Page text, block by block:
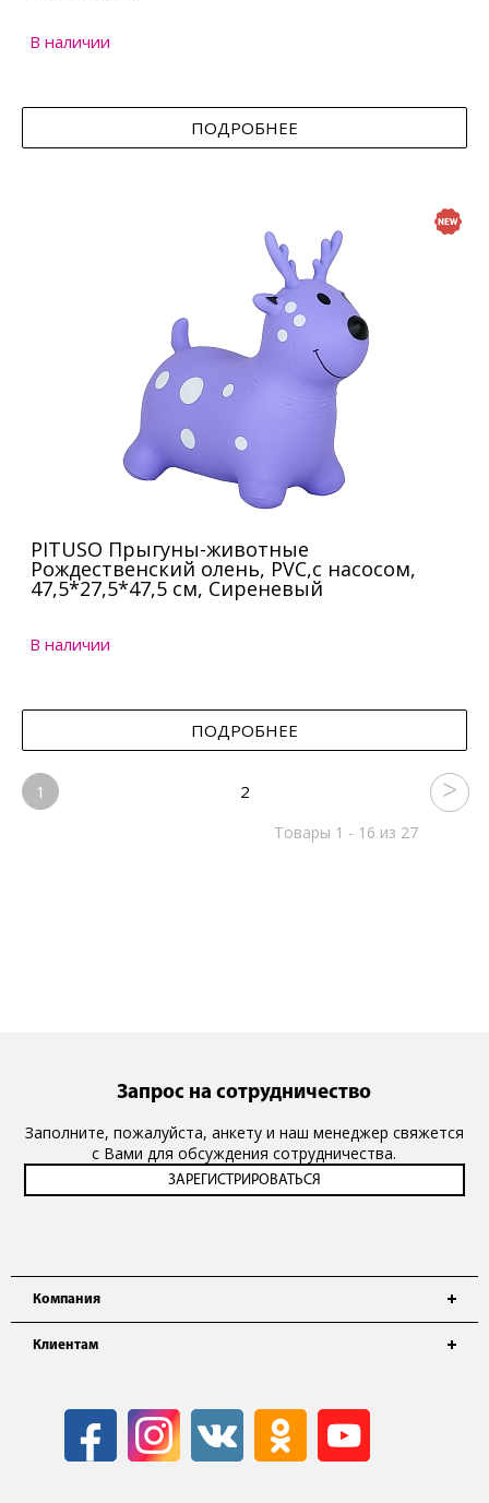
В наличии
ПОДРОБНЕЕ
PITUSO Прыгуны-животные
Рождественский олень, PVC,с насосом,
47,5*27,5*47,5 см, Сиреневый
В наличии
ПОДРОБНЕЕ
1 2
Товары 1 - 16 из 27
Компания
Клиентам
Запрос на сотрудничество
Заполните, пожалуйста, анкету и наш менеджер свяжется
с Вами для обсуждения сотрудничества.